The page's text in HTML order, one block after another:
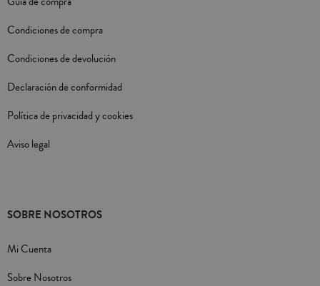
Condiciones de compra
Condiciones de devolución
Declaración de conformidad
Política de privacidad y cookies
Aviso legal
SOBRE NOSOTROS
Mi Cuenta
Sobre Nosotros